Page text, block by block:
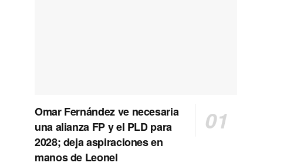
Omar Fernández ve necesaria
una alianza FP y el PLD para
2028; deja aspiraciones en
manos de Leonel